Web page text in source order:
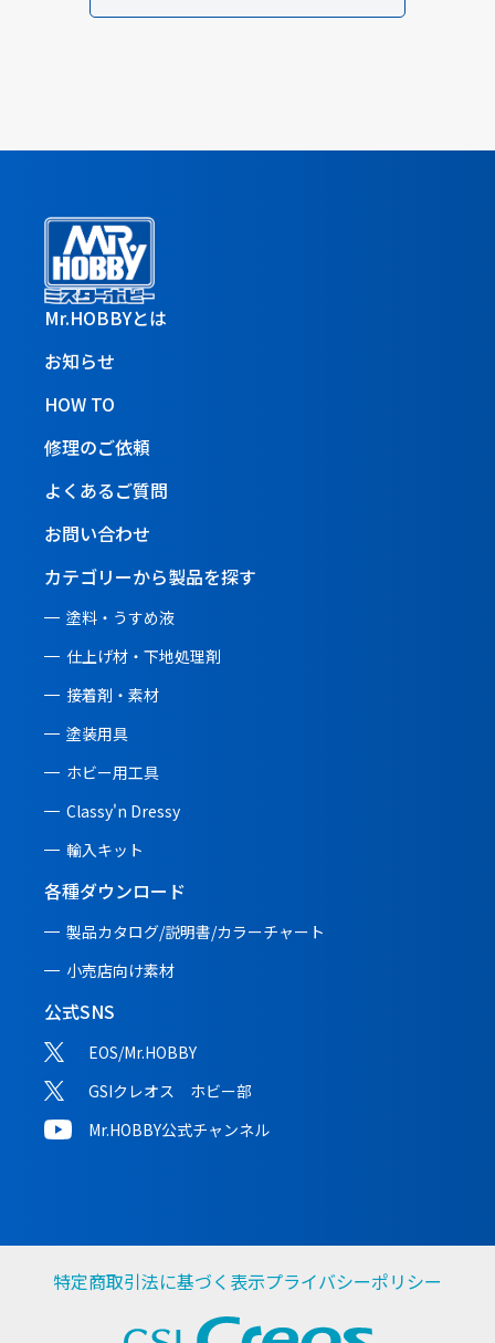
Mr.HOBBYとは
お知らせ
HOW TO
修理のご依頼
よくあるご質問
お問い合わせ
カテゴリーから製品を探す
塗料・うすめ液
仕上げ材・下地処理剤
接着剤・素材
塗装用具
ホビー用工具
Classy'n Dressy
輸入キット
各種ダウンロード
製品カタログ/説明書/カラーチャート
小売店向け素材
公式SNS
EOS/Mr.HOBBY
GSIクレオス ホビー部
Mr.HOBBY公式チャンネル
特定商取引法に基づく表示プライバシーポリシー